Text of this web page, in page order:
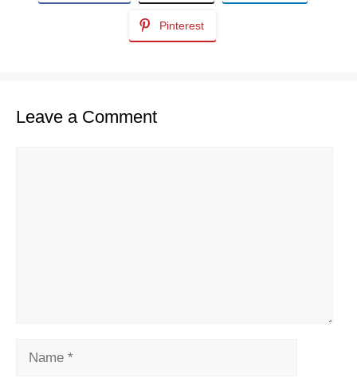
Pinterest
Leave a Comment
Name